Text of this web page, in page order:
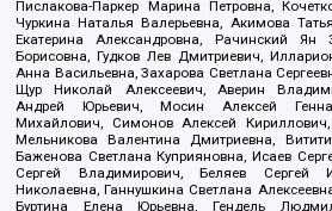
Пислакова-Паркер Марина Петровна,
Чуркина Наталья Валерьевна, Акимова
Екатерина Александровна, Рачинский Ян
Борисовна, Гудков Лев Дмитриевич,
Анна Васильевна, Захарова Светлана
Щур Николай Алексеевич, Аверин
Андрей Юрьевич, Мосин Алексей
Михайлович, Симонов Алексей
Мельникова Валентина Дмитриевна,
Баженова Светлана Куприяновна, Исаев
Сергей Владимирович, Беляев Сергей
Николаевна, Ганнушкина Светлана
Буртина Елена Юрьевна, Гендель